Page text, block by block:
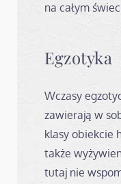
na całym
Egzotyka
Wczasy
zawierają w
klasy obiekcie
także
tutaj nie